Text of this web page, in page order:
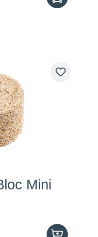
Mini